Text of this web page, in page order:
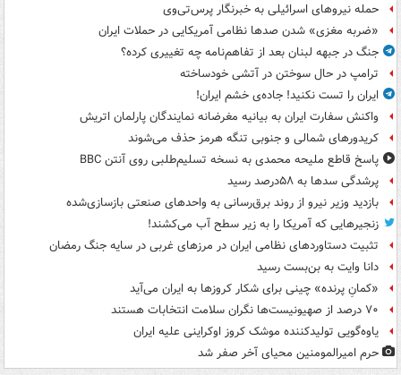
حمله نیروهای اسرائیلی به خبرنگار پرس‌تی‌وی
«ضربه مغزی» شدن صدها نظامی آمریکایی در حملات ایران
جنگ در جبهه لبنان بعد از تفاهم‌نامه چه تغییری کرده؟
ترامپ در حال سوختن در آتشی خودساخته
ایران را تست نکنید! جاده‌ی خشم ایران!
واکنش سفارت ایران به بیانیه مغرضانه نمایندگان پارلمان اتریش
کریدورهای شمالی و جنوبی تنگه هرمز حذف می‌شوند
پاسخ قاطع ملیحه محمدی به نسخه تسلیم‌طلبی روی آنتن BBC
پرشدگی سدها به ۵۸درصد رسید
بازدید وزیر نیرو از روند برق‌رسانی به واحدهای صنعتی بازسازی‌شده
زنجیرهایی که آمریکا را به زیر سطح آب می‌کشند!
تثبیت دستاوردهای نظامی ایران در مرزهای غربی در سایه جنگ رمضان
دانا وایت به بن‌بست رسید
«کمانِ پرنده» چینی برای شکار کروزها به ایران می‌آید
۷۰ درصد از صهیونیست‌ها نگران سلامت انتخابات هستند
یاوه‌گویی تولیدکننده موشک کروز اوکراینی علیه ایران
حرم امیرالمومنین محیای آخر صفر شد